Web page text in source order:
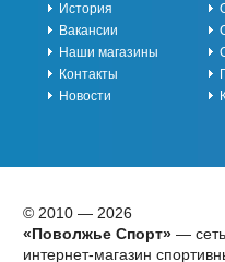
История
Вакансии
Наши магазины
Контакты
Новости
© 2010 — 2026
«Поволжье Спорт»— сеть
интернет-магазин